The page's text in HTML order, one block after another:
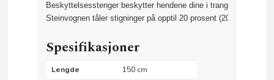
Beskyttelsesstenger beskytter hendene dine i trange passasjer.
Steinvognen tåler stigninger på opptil 20 prosent (20 cm per
Spesifikasjoner
Lengde
150 cm